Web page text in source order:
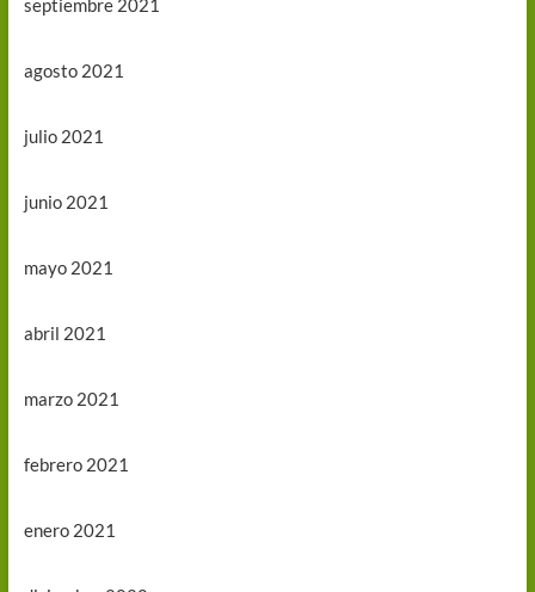
septiembre 2021
agosto 2021
julio 2021
junio 2021
mayo 2021
abril 2021
marzo 2021
febrero 2021
enero 2021